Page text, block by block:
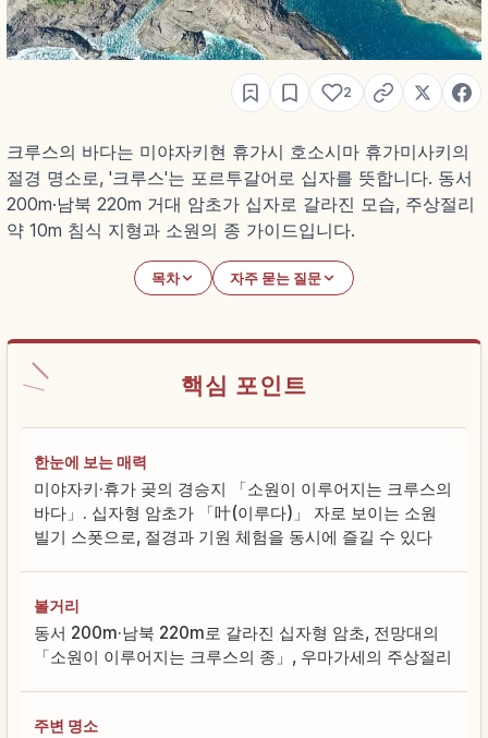
2
크루스의 바다는 미야자키현 휴가시 호소시마 휴가미사키의
절경 명소로, '크루스'는 포르투갈어로 십자를 뜻합니다. 동서
200m·남북 220m 거대 암초가 십자로 갈라진 모습, 주상절리
약 10m 침식 지형과 소원의 종 가이드입니다.
목차 자주 묻는 질문
핵심 포인트
한눈에 보는 매력
미야자키·휴가 곶의 경승지 「소원이 이루어지는 크루스의
바다」. 십자형 암초가 「叶(이루다)」 자로 보이는 소원
빌기 스폿으로, 절경과 기원 체험을 동시에 즐길 수 있다
볼거리
동서 200m·남북 220m로 갈라진 십자형 암초, 전망대의
「소원이 이루어지는 크루스의 종」, 우마가세의 주상절리
주변 명소